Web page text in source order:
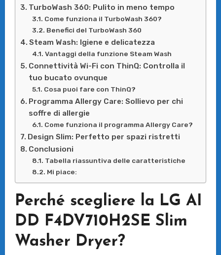
TurboWash 360: Pulito in meno tempo
Come funziona il TurboWash 360?
Benefici del TurboWash 360
Steam Wash: Igiene e delicatezza
Vantaggi della funzione Steam Wash
Connettività Wi-Fi con ThinQ: Controlla il
tuo bucato ovunque
Cosa puoi fare con ThinQ?
Programma Allergy Care: Sollievo per chi
soffre di allergie
Come funziona il programma Allergy Care?
Design Slim: Perfetto per spazi ristretti
Conclusioni
Tabella riassuntiva delle caratteristiche
Mi piace:
Perché scegliere la LG AI
DD F4DV710H2SE Slim
Washer Dryer?